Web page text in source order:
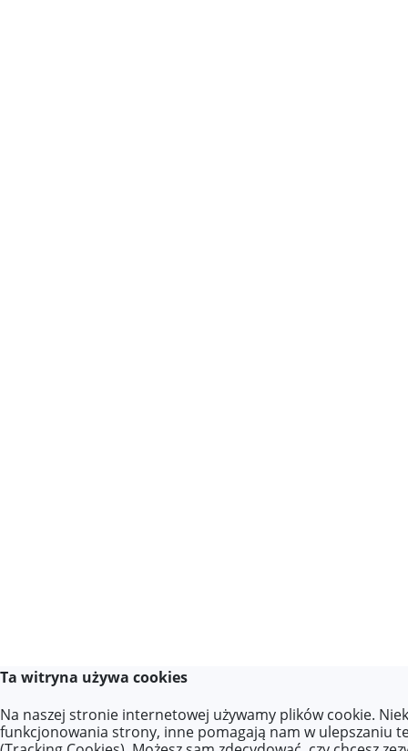
Ta witryna używa cookies
Na naszej stronie internetowej używamy plików cookie.
funkcjonowania strony, inne pomagają nam w ulepszaniu